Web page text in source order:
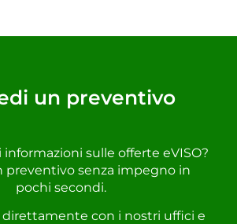
un preventivo
sulle offerte eVISO?
preventivo senza impegno in
pochi secondi.
direttamente con i nostri uffici e